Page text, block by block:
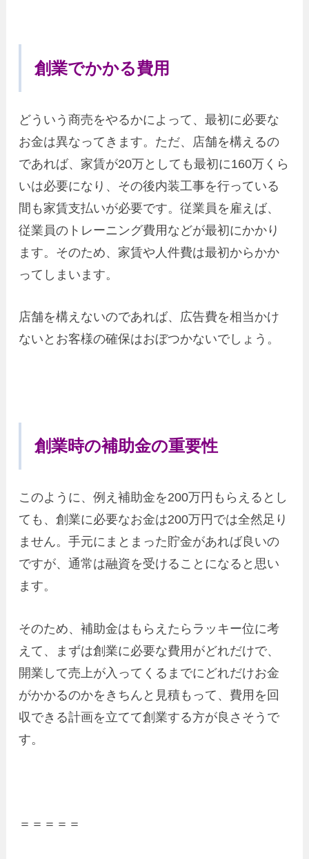
創業でかかる費用
どういう商売をやるかによって、最初に必要な
お金は異なってきます。ただ、店舗を構えるの
であれば、家賃が20万としても最初に160万くら
いは必要になり、その後内装工事を行っている
間も家賃支払いが必要です。従業員を雇えば、
従業員のトレーニング費用などが最初にかかり
ます。そのため、家賃や人件費は最初からかか
ってしまいます。
店舗を構えないのであれば、広告費を相当かけ
ないとお客様の確保はおぼつかないでしょう。
創業時の補助金の重要性
このように、例え補助金を200万円もらえるとし
ても、創業に必要なお金は200万円では全然足り
ません。手元にまとまった貯金があれば良いの
ですが、通常は融資を受けることになると思い
ます。
そのため、補助金はもらえたらラッキー位に考
えて、まずは創業に必要な費用がどれだけで、
開業して売上が入ってくるまでにどれだけお金
がかかるのかをきちんと見積もって、費用を回
収できる計画を立てて創業する方が良さそうで
す。
＝＝＝＝＝